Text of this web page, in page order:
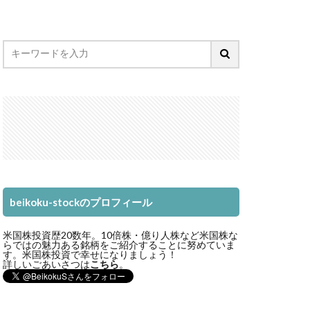
beikoku-stockのプロフィール
米国株投資歴20数年。10倍株・億り人株など米国株な
らではの魅力ある銘柄をご紹介することに努めていま
す。米国株投資で幸せになりましょう！
詳しいごあいさつはこちら。